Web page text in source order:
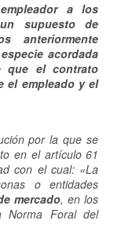
a los
supuesto de
anteriormente
acordada
que el contrato
el empleado y el
por la que se
en el artículo 61
con el cual: «La
o entidades
mercado, en los
Norma Foral del